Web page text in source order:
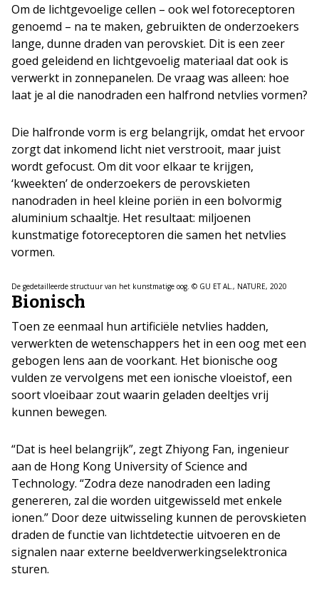
Om de lichtgevoelige cellen – ook wel fotoreceptoren
genoemd – na te maken, gebruikten de onderzoekers
lange, dunne draden van perovskiet. Dit is een zeer
goed geleidend en lichtgevoelig materiaal dat ook is
verwerkt in zonnepanelen. De vraag was alleen: hoe
laat je al die nanodraden een halfrond netvlies vormen?
Die halfronde vorm is erg belangrijk, omdat het ervoor
zorgt dat inkomend licht niet verstrooit, maar juist
wordt gefocust. Om dit voor elkaar te krijgen,
‘kweekten’ de onderzoekers de perovskieten
nanodraden in heel kleine poriën in een bolvormig
aluminium schaaltje. Het resultaat: miljoenen
kunstmatige fotoreceptoren die samen het netvlies
vormen.
De gedetailleerde structuur van het kunstmatige oog. © GU ET AL., NATURE, 2020
Bionisch
Toen ze eenmaal hun artificiële netvlies hadden,
verwerkten de wetenschappers het in een oog met een
gebogen lens aan de voorkant. Het bionische oog
vulden ze vervolgens met een ionische vloeistof, een
soort vloeibaar zout waarin geladen deeltjes vrij
kunnen bewegen.
“Dat is heel belangrijk”, zegt Zhiyong Fan, ingenieur
aan de Hong Kong University of Science and
Technology. “Zodra deze nanodraden een lading
genereren, zal die worden uitgewisseld met enkele
ionen.” Door deze uitwisseling kunnen de perovskieten
draden de functie van lichtdetectie uitvoeren en de
signalen naar externe beeldverwerkingselektronica
sturen.